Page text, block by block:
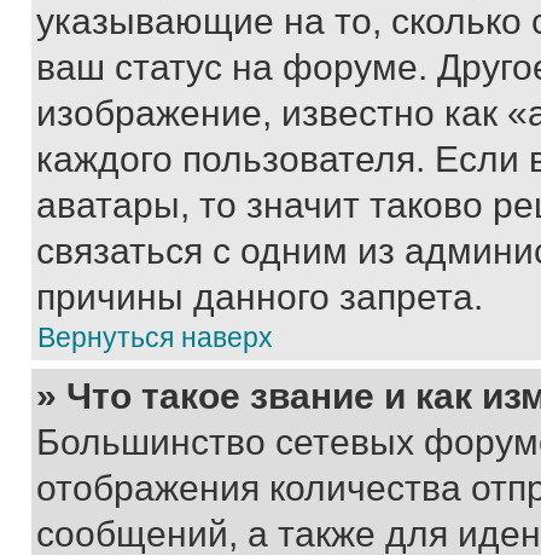
указывающие на то,
ваш статус на форуме.
изображение, известно как
каждого пользователя.
аватары, то значит таково
связаться с одним из
причины данного запрета.
Вернуться наверх
» Что такое звание и как
Большинство сетевых
отображения количества
сообщений, а также для